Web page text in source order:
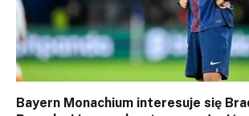
Bayern Monachium interesuje się